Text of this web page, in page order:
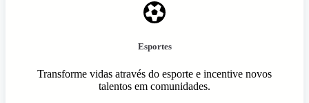
Esportes
Transforme vidas através do esporte e incentive novos
talentos em comunidades.